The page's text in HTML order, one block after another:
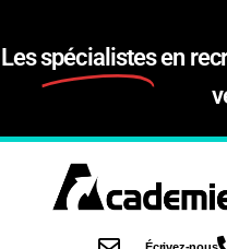
Lesspécialistesen